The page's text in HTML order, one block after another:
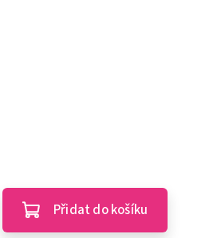
Přidat do košíku